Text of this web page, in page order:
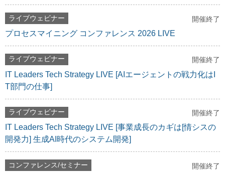
ライブウェビナー 開催終了
プロセスマイニング コンファレンス 2026 LIVE
ライブウェビナー 開催終了
IT Leaders Tech Strategy LIVE [AIエージェントの戦力化はI
T部門の仕事]
ライブウェビナー 開催終了
IT Leaders Tech Strategy LIVE [事業成長のカギは[情シスの
開発力] 生成AI時代のシステム開発]
コンファレンス/セミナー 開催終了